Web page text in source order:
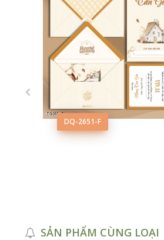
DQ-2651-F
SẢN PHẨM CÙNG LOẠI